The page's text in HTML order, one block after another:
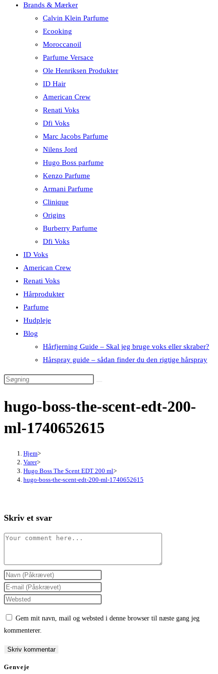
Brands & Mærker
Calvin Klein Parfume
Ecooking
Moroccanoil
Parfume Versace
Ole Henriksen Produkter
ID Hair
American Crew
Renati Voks
Dfi Voks
Marc Jacobs Parfume
Nilens Jord
Hugo Boss parfume
Kenzo Parfume
Armani Parfume
Clinique
Origins
Burberry Parfume
Dfi Voks
ID Voks
American Crew
Renati Voks
Hårprodukter
Parfume
Hudpleje
Blog
Hårfjerning Guide – Skal jeg bruge voks eller skraber?
Hårspray guide – sådan finder du den rigtige hårspray
hugo-boss-the-scent-edt-200-
ml-1740652615
Hjem>
Varer>
Hugo Boss The Scent EDT 200 ml>
hugo-boss-the-scent-edt-200-ml-1740652615
Skriv et svar
Comment
Enter
your
name
comment
Enter
your
comment
Enter
(optional)
Gem mit navn, mail og websted i denne browser til næste gang jeg
kommenterer.
Genveje